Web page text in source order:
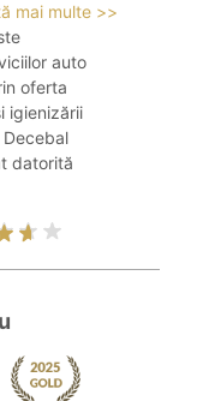
mai multe >>
auto
oferta
igienizării
datorită